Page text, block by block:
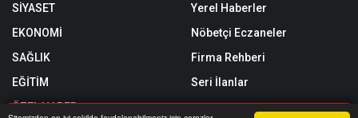
SİYASET
EKONOMİ
SAĞLIK
EĞİTİM
ÖZEL HABER
Yerel Haberler
Nöbetçi Eczaneler
Firma Rehberi
Seri İlanlar